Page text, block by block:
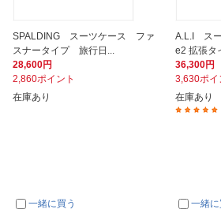
SPALDING スーツケース ファ
スナータイプ 旅行日...
28,600円
2,860ポイント
在庫あり
一緒に買う
A.L.I スー
e2 拡張タ
36,300円
3,630ポイ
在庫あり
一緒に